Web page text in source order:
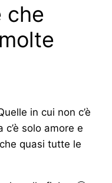
che
in cui non c’è
solo amore e
quasi tutte le